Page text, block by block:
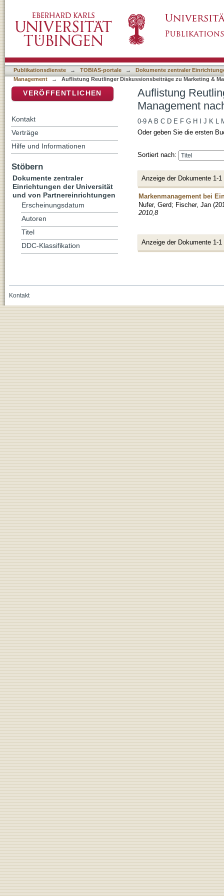
Publikationsdienste → TOBIAS-portale →
Dokumente zentraler
Management
→ Auflistung Reutlinger Diskussionsbeiträge zu Marketing &
Auflistung
Management
0-9 A B C D E F G H J K L
Oder geben Sie die ersten
Sortiert nach:
Anzeige der Dokumente 1-1
Markenmanagement bei
Nufer, Gerd; Fischer, Jan (
2010,8
Anzeige der Dokumente 1-1
VERÖFFENTLICHEN
Kontakt
Verträge
Hilfe und Informationen
Stöbern
Dokumente zentraler
Einrichtungen der Universität
und von Partnereinrichtungen
Erscheinungsdatum
Autoren
Titel
DDC-Klassifikation
Kontakt